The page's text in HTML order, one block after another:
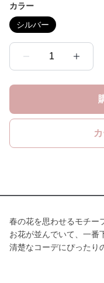
カラー
シルバー
1
春の花を思わせるモチー
お花が並んでいて、一番
清楚なコーデにぴったり